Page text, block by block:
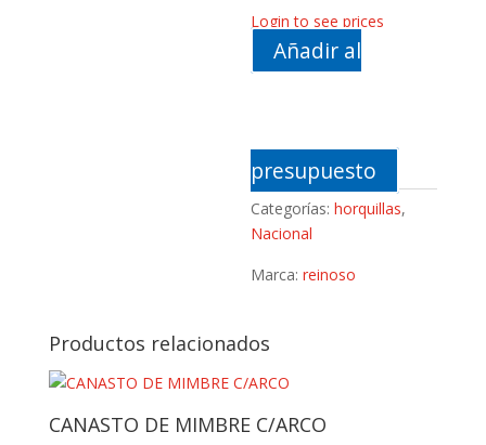
Login to see prices
Añadir al
presupuesto
Categorías:horquillas,
Nacional
Marca:reinoso
Productos relacionados
CANASTO DE MIMBRE C/ARCO